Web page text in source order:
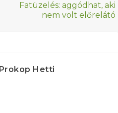
Fatüzelés: aggódhat, aki
nem volt előrelátó
Prokop Hetti